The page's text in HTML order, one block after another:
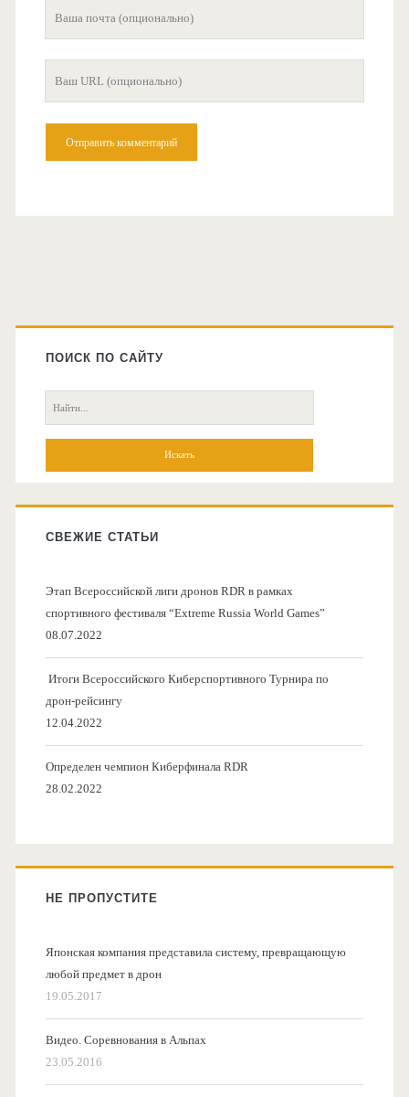
Главная
боковая
колонка
ПОИСК ПО САЙТУ
Поиск:
СВЕЖИЕ СТАТЬИ
Этап Всероссийской лиги дронов RDR в рамках
спортивного фестиваля “Extreme Russia World Games”
08.07.2022
Итоги Всероссийского Киберспортивного Турнира по
дрон-рейсингу
12.04.2022
Определен чемпион Киберфинала RDR
28.02.2022
НЕ ПРОПУСТИТЕ
Японская компания представила систему, превращающую
любой предмет в дрон
19.05.2017
Видео. Соревнования в Альпах
23.05.2016